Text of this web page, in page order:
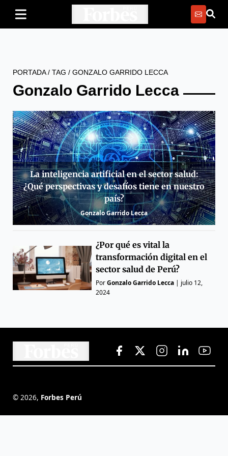
PORTADA/ TAG / GONZALO GARRIDO LECCA
Gonzalo Garrido Lecca
La inteligencia artificial en el sector salud:
¿Qué perspectivas y desafíos tiene en nuestro
país?
Gonzalo Garrido Lecca
¿Por qué es vital la
transformación digital en el
sector salud de Perú?
PorGonzalo Garrido Lecca | julio 12,
2024
© 2026, Forbes Perú